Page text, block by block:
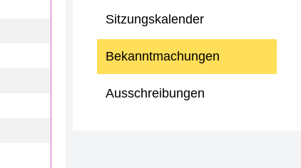
Sitzungskalender
Bekanntmachungen
Ausschreibungen